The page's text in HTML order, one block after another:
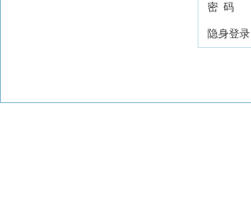
密 码
隐身登录